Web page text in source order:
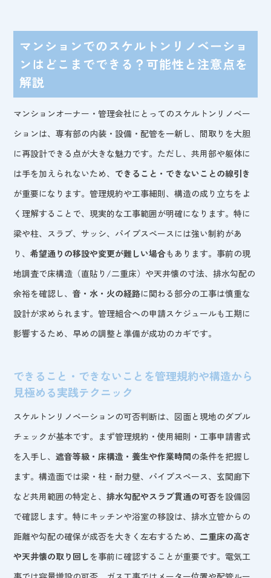
マンションでのスケルトンリノベーショ
ンはどこまでできる？可能性と注意点を
解説
マンションオーナー・管理会社にとってのスケルトンリノベー
ションは、専有部の内装・設備・配管を一新し、間取りを大胆
に再設計できる点が大きな魅力です。ただし、共用部や躯体に
は手を加えられないため、 できること・できないことの線引き
が重要になります。管理規約や工事細則、構造の成り立ちをよ
く理解することで、現実的な工事範囲が明確になります。特に
梁や柱、スラブ、サッシ、パイプスペースには強い制約があ
り、希望通りの移設や変更が難しい場合もあります。事前の現
地調査で床構造（直貼り/二重床）や天井懐の寸法、排水勾配の
余裕を確認し、音・水・火の経路に関わる部分の工事は慎重な
設計が求められます。管理組合への申請スケジュールも工期に
影響するため、早めの調整と準備が成功のカギです。
できること・できないことを管理規約や構造から
見極める実践テクニック
スケルトンリノベーションの可否判断は、図面と現地のダブル
チェックが基本です。まず管理規約・使用細則・工事申請書式
を入手し、遮音等級・床構造・養生や作業時間の条件を把握し
ます。構造面では梁・柱・耐力壁、パイプスペース、玄関廊下
など共用範囲の特定と、排水勾配やスラブ貫通の可否を設備図
で確認します。特にキッチンや浴室の移設は、排水立管からの
距離や勾配の確保が成否を大きく左右するため、二重床の高さ
や天井懐の取り回しを事前に確認することが重要です。電気工